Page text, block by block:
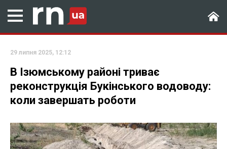
29 липня 2025, 12:12
В Ізюмському районі триває
реконструкція Букінського водоводу:
коли завершать роботи